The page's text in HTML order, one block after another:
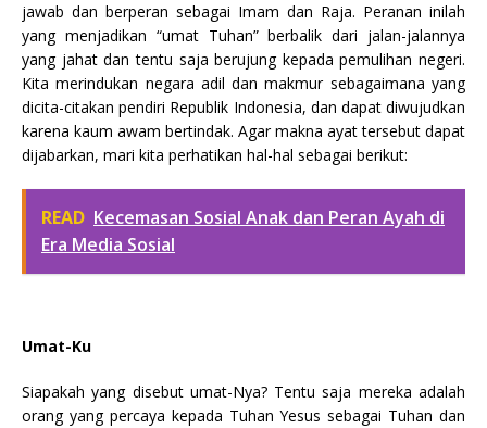
jawab dan berperan sebagai Imam dan Raja. Peranan inilah
yang menjadikan “umat Tuhan” berbalik dari jalan-jalannya
yang jahat dan tentu saja berujung kepada pemulihan negeri.
Kita merindukan negara adil dan makmur sebagaimana yang
dicita-citakan pendiri Republik Indonesia, dan dapat diwujudkan
karena kaum awam bertindak. Agar makna ayat tersebut dapat
dijabarkan, mari kita perhatikan hal-hal sebagai berikut:
READ Kecemasan Sosial Anak dan Peran Ayah di
Era Media Sosial
Umat-Ku
Siapakah yang disebut umat-Nya? Tentu saja mereka adalah
orang yang percaya kepada Tuhan Yesus sebagai Tuhan dan